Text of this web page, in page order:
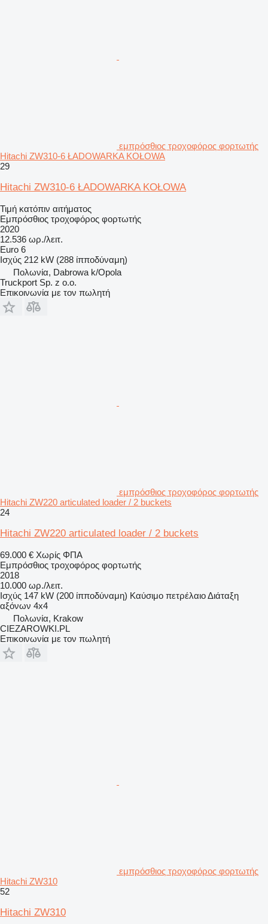
εμπρόσθιος τροχοφόρος φορτωτής
Hitachi ZW310-6 ŁADOWARKA KOŁOWA
29
Hitachi ZW310-6 ŁADOWARKA KOŁOWA
Τιμή κατόπιν αιτήματος
Εμπρόσθιος τροχοφόρος φορτωτής
2020
12.536 ωρ./λειτ.
Euro 6
Ισχύς 212 kW (288 ίπποδύναμη)
Πολωνία, Dabrowa k/Opola
Truckport Sp. z o.o.
Επικοινωνία με τον πωλητή
εμπρόσθιος τροχοφόρος φορτωτής
Hitachi ZW220 articulated loader / 2 buckets
24
Hitachi ZW220 articulated loader / 2 buckets
69.000 € Χωρίς ΦΠΑ
Εμπρόσθιος τροχοφόρος φορτωτής
2018
10.000 ωρ./λειτ.
Ισχύς 147 kW (200 ίπποδύναμη) Καύσιμο πετρέλαιοΔιάταξη
αξόνων 4x4
Πολωνία, Krakow
CIEZAROWKI.PL
Επικοινωνία με τον πωλητή
εμπρόσθιος τροχοφόρος φορτωτής
Hitachi ZW310
52
Hitachi ZW310